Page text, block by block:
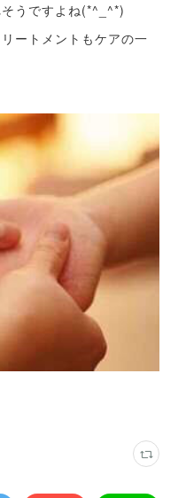
うですよね(*^_^*)
ートメントもケアの一